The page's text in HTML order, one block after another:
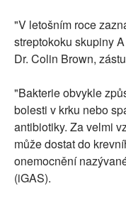
"V letošním roce
streptokoku skupiny
Dr. Colin Brown,
"Bakterie obvykle
bolesti v krku nebo
antibiotiky. Za velmi
může dostat do
onemocnění
(iGAS).